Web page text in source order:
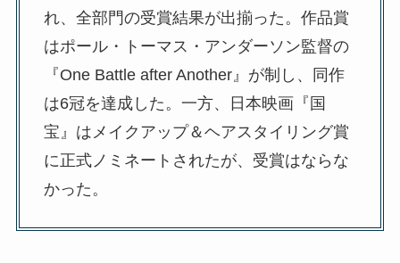
れ、全部門の受賞結果が出揃った。作品賞
はポール・トーマス・アンダーソン監督の
『One Battle after Another』が制し、同作
は6冠を達成した。一方、日本映画『国
宝』はメイクアップ＆ヘアスタイリング賞
に正式ノミネートされたが、受賞はならな
かった。